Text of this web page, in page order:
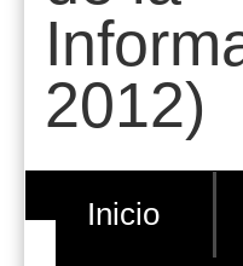
2012)
Inicio